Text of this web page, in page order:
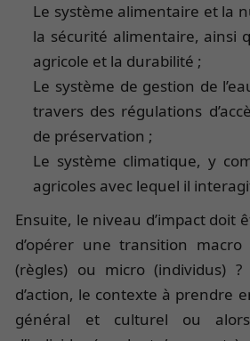
Le système alimentaire et la
la sécurité alimentaire, ainsi
agricole et la durabilité ;
Le système de gestion de
travers des régulations
de préservation ;
Le système climatique, y
agricoles avec lequel il
Ensuite, le niveau d’impact doit
d’opérer une transition macro
(règles) ou micro (individus)
d’action, le contexte à prendre
général et culturel ou